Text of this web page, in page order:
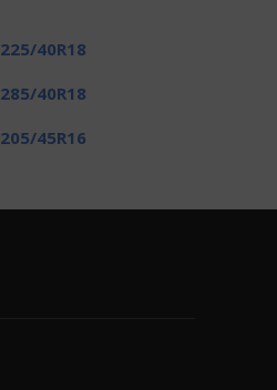
225/40R18
285/40R18
205/45R16